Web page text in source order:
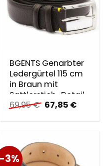
BGENTS Genarbter
Ledergürtel 115 cm
in Braun mit
Sattlerstich-Detail
in Gelb
69,95€ Ursprünglicher
Preis
war:
67,85 €
ist:
-3%